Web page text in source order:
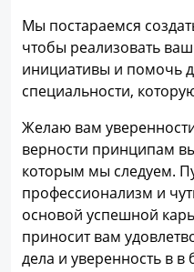
Мы постараемся
чтобы реализовать
инициативы и помочь
специальности,
Желаю вам
верности принципам
которым мы следуем.
профессионализм и
основой успешной
приносит вам
дела и уверенность в в